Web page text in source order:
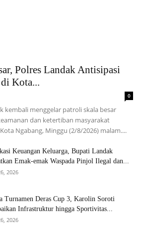
Polres Landak Antisipasi
Kota...
0
kembali menggelar patroli skala besar
dan ketertiban masyarakat
Ngabang, Minggu (2/8/2026) malam....
Keuangan Keluarga, Bupati Landak
Emak-emak Waspada Pinjol Ilegal dan...
2026
Turnamen Deras Cup 3, Karolin Soroti
Infrastruktur hingga Sportivitas...
2026